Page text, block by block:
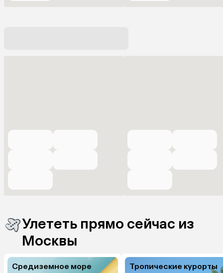
Улететь прямо сейчас из
Москвы
Средиземное море Тропические курорты